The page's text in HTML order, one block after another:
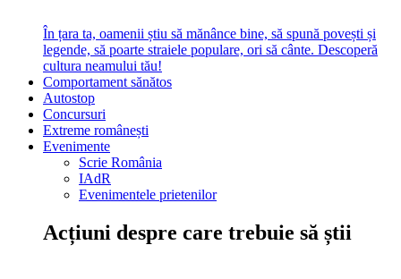
În țara ta, oamenii știu să mănânce bine, să spună povești și
legende, să poarte straiele populare, ori să cânte. Descoperă
cultura neamului tău!
Comportament sănătos
Autostop
Concursuri
Extreme românești
Evenimente
Scrie România
IAdR
Evenimentele prietenilor
Acțiuni despre care trebuie să știi